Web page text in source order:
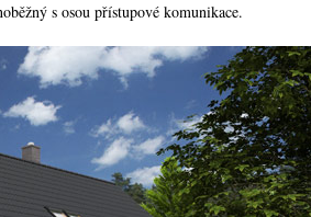
s osou přístupové komunikace.